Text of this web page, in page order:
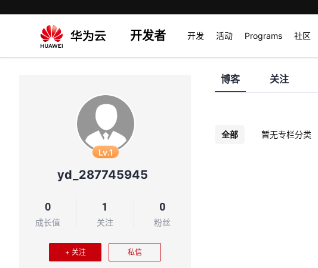
开发者 开发 活动 Programs 社区
Lv.1
yd_287745945
0
成长值
1
关注
0
粉丝
+ 关注 私信
博客 关注
全部 暂无专栏分类